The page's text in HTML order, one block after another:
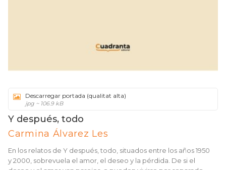
Descarregar portada (qualitat alta)
jpg ~ 106.9 kB
Y después, todo
Carmina Álvarez Les
En los relatos de Y después, todo, situados entre los años 1950
y 2000, sobrevuela el amor, el deseo y la pérdida. De si el